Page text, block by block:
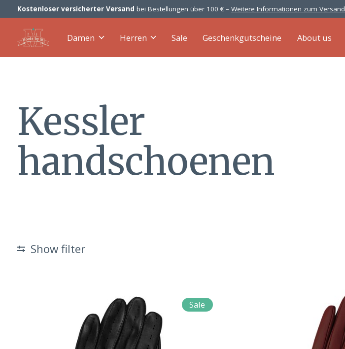
Kostenloser versicherter Versand bei Bestellungen über 100 € – Weitere Informationen zum Versand
Damen Herren Sale Geschenkgutscheine About us
Kessler
handschoenen
Show filter
Sale